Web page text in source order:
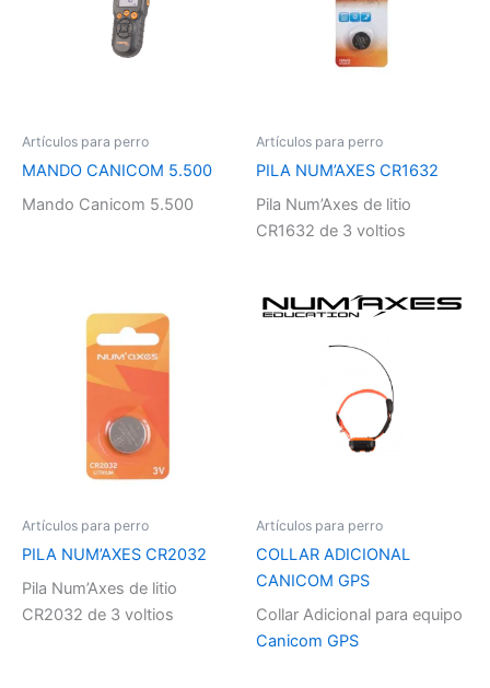
Artículos para perro
MANDO CANICOM 5.500
Mando Canicom 5.500
Artículos para perro
PILA NUM’AXES CR1632
Pila Num’Axes de litio
CR1632 de 3 voltios
Artículos para perro
PILA NUM’AXES CR2032
Pila Num’Axes de litio
CR2032 de 3 voltios
Artículos para perro
COLLAR ADICIONAL
CANICOM GPS
Collar Adicional para equipo
Canicom GPS